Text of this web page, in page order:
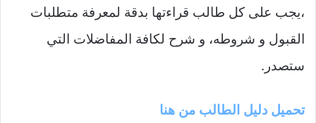
،يجب على كل طالب قراءتها بدقة لمعرفة متطلبات
القبول و شروطه، و شرح لكافة المفاضلات التي
ستصدر.
تحميل دليل الطالب من هنا